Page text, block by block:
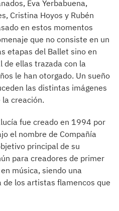
Eva Yerbabuena,
Cristina Hoyos y Rubén
en estos momentos
que no consiste en un
etapas del Ballet sino en
ellas trazada con la
le han otorgado. Un sueño
las distintas imágenes
creación.
fue creado en 1994 por
el nombre de Compañía
principal de su
para creadores de primer
música, siendo una
los artistas flamencos que